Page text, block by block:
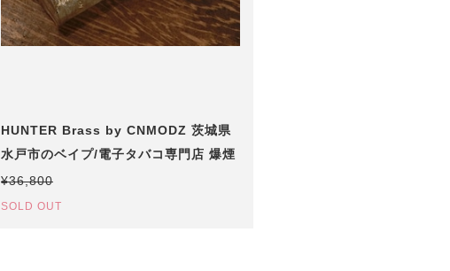
HUNTER Brass by CNMODZ 茨城県
水戸市のベイプ/電子タバコ専門店 爆煙
堂
¥36,800
SOLD OUT